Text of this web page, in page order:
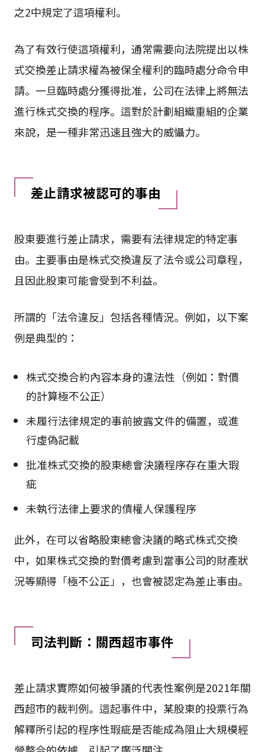
之2中規定了這項權利。
為了有效行使這項權利，通常需要向法院提出以株
式交換差止請求權為被保全權利的臨時處分命令申
請。一旦臨時處分獲得批准，公司在法律上將無法
進行株式交換的程序。這對於計劃組織重組的企業
來說，是一種非常迅速且強大的威懾力。
差止請求被認可的事由
股東要進行差止請求，需要有法律規定的特定事
由。主要事由是株式交換違反了法令或公司章程，
且因此股東可能會受到不利益。
所謂的「法令違反」包括各種情況。例如，以下案
例是典型的：
株式交換合約內容本身的違法性（例如：對價
的計算極不公正）
未履行法律規定的事前披露文件的備置，或進
行虛偽記載
批准株式交換的股東總會決議程序存在重大瑕
疵
未執行法律上要求的債權人保護程序
此外，在可以省略股東總會決議的略式株式交換
中，如果株式交換的對價考慮到當事公司的財產狀
況等顯得「極不公正」，也會被認定為差止事由。
司法判斷：關西超市事件
差止請求實際如何被爭議的代表性案例是2021年關
西超市的裁判例。這起事件中，某股東的投票行為
解釋所引起的程序性瑕疵是否能成為阻止大規模經